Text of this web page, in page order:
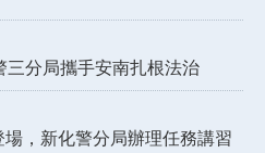
分局攜手安南扎根法治
，新化警分局辦理任務講習